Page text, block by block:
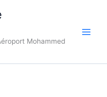
Mohammed